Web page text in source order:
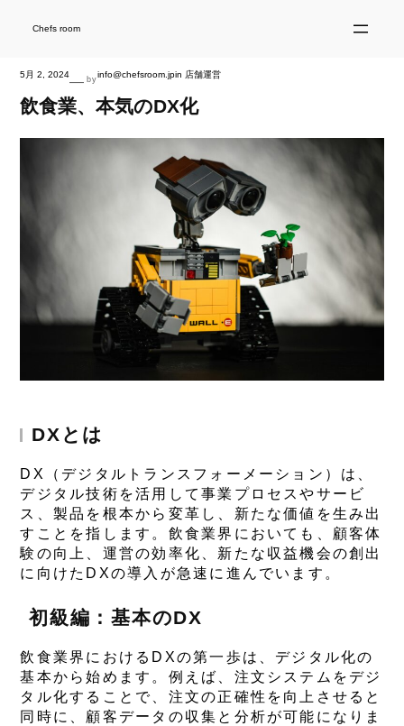
Chefs room
5月 2, 2024— byinfo@chefsroom.jpin 店舗運営
飲食業、本気のDX化
DXとは
DX（デジタルトランスフォーメーション）は、
デジタル技術を活用して事業プロセスやサービ
ス、製品を根本から変革し、新たな価値を生み出
すことを指します。飲食業界においても、顧客体
験の向上、運営の効率化、新たな収益機会の創出
に向けたDXの導入が急速に進んでいます。
初級編：基本のDX
飲食業界におけるDXの第一歩は、デジタル化の
基本から始めます。例えば、注文システムをデジ
タル化することで、注文の正確性を向上させると
同時に、顧客データの収集と分析が可能になりま